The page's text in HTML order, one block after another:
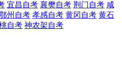
宜昌自考 襄樊自考 荆门自考 咸
州自考 孝感自考 黄冈自考 黄石
自考 神农架自考